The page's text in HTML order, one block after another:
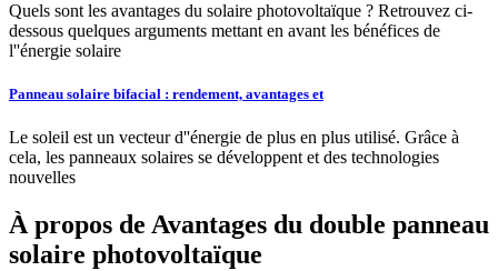
Quels sont les avantages du solaire photovoltaïque ? Retrouvez ci-
dessous quelques arguments mettant en avant les bénéfices de
l''énergie solaire
Panneau solaire bifacial : rendement, avantages et
Le soleil est un vecteur d''énergie de plus en plus utilisé. Grâce à
cela, les panneaux solaires se développent et des technologies
nouvelles
À propos de Avantages du double panneau
solaire photovoltaïque